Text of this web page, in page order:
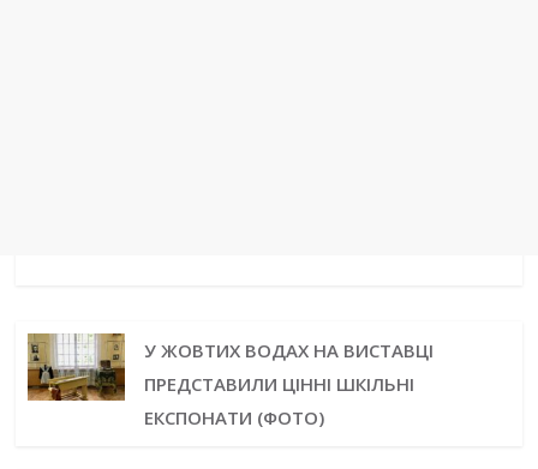
У ЖОВТИХ ВОДАХ НА ВИСТАВЦІ
ПРЕДСТАВИЛИ ЦІННІ ШКІЛЬНІ
ЕКСПОНАТИ (ФОТО)